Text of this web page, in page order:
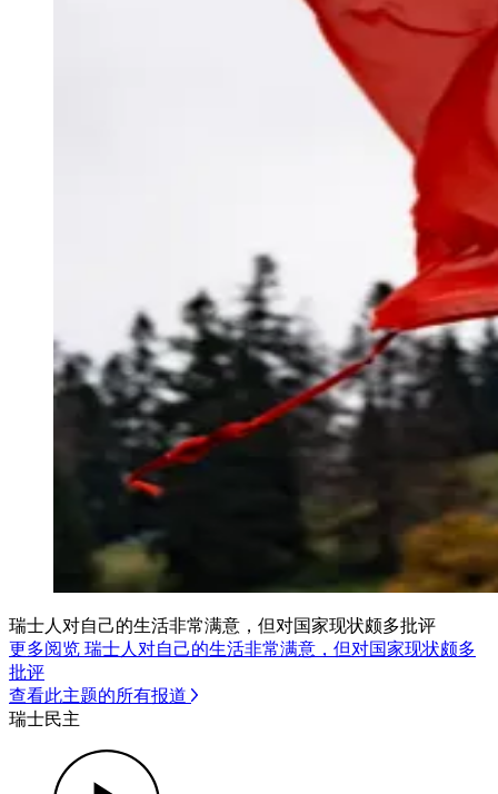
瑞士人对自己的生活非常满意，但对国家现状颇多批评
更多阅览 瑞士人对自己的生活非常满意，但对国家现状颇多
批评
查看此主题的所有报道
瑞士民主